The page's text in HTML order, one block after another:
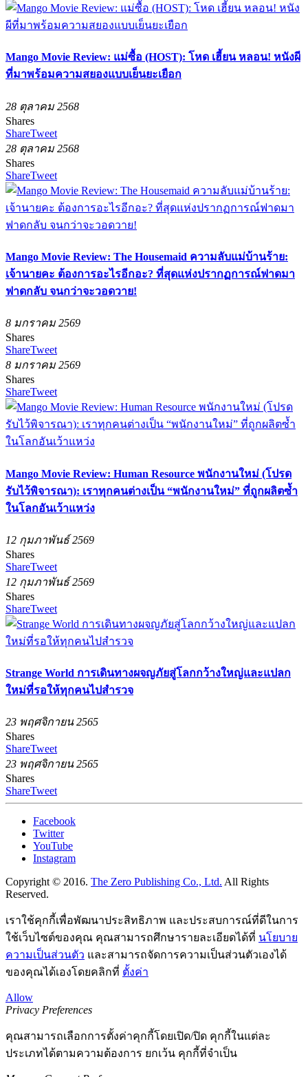
Mango Movie Review: แม่ซื้อ (HOST): โหด เฮี้ยน หลอน! หนังผี
ที่มาพร้อมความสยองแบบเย็นยะเยือก
28 ตุลาคม 2568
Shares
ShareTweet
28 ตุลาคม 2568
Shares
ShareTweet
Mango Movie Review: The Housemaid ความลับแม่บ้านร้าย:
เจ้านายคะ ต้องการอะไรอีกอะ? ที่สุดแห่งปรากฏการณ์ฟาดมา
ฟาดกลับ จนกว่าจะวอดวาย!
8 มกราคม 2569
Shares
ShareTweet
8 มกราคม 2569
Shares
ShareTweet
Mango Movie Review: Human Resource พนักงานใหม่ (โปรด
รับไว้พิจารณา): เราทุกคนต่างเป็น “พนักงานใหม่” ที่ถูกผลิตซ้ำ
ในโลกอันเว้าแหว่ง
12 กุมภาพันธ์ 2569
Shares
ShareTweet
12 กุมภาพันธ์ 2569
Shares
ShareTweet
Strange World การเดินทางผจญภัยสู่โลกกว้างใหญ่และแปลก
ใหม่ที่รอให้ทุกคนไปสำรวจ
23 พฤศจิกายน 2565
Shares
ShareTweet
23 พฤศจิกายน 2565
Shares
ShareTweet
Facebook
Twitter
YouTube
Instagram
Copyright © 2016. The Zero Publishing Co., Ltd. All Rights
Reserved.
เราใช้คุกกี้เพื่อพัฒนาประสิทธิภาพ และประสบการณ์ที่ดีในการ
ใช้เว็บไซต์ของคุณ คุณสามารถศึกษารายละเอียดได้ที่ นโยบาย
ความเป็นส่วนตัว และสามารถจัดการความเป็นส่วนตัวเองได้
ของคุณได้เองโดยคลิกที่ ตั้งค่า
Allow
Privacy Preferences
คุณสามารถเลือกการตั้งค่าคุกกี้โดยเปิด/ปิด คุกกี้ในแต่ละ
ประเภทได้ตามความต้องการ ยกเว้น คุกกี้ที่จำเป็น